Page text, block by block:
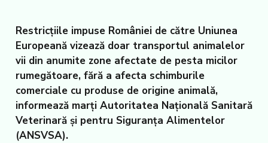
Restricțiile impuse României de către Uniunea
Europeană vizează doar transportul animalelor
vii din anumite zone afectate de pesta micilor
rumegătoare, fără a afecta schimburile
comerciale cu produse de origine animală,
informează marți Autoritatea Națională Sanitară
Veterinară și pentru Siguranța Alimentelor
(ANSVSA).